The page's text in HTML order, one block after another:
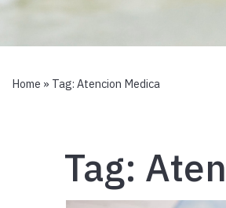
Home » Tag: Atencion Medica
Tag: